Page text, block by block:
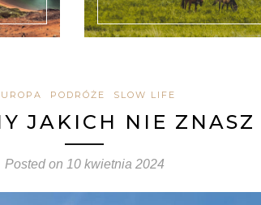
PODRÓŻE SLOW LIFE
JAKICH NIE ZNASZ
Posted on 10 kwietnia 2024